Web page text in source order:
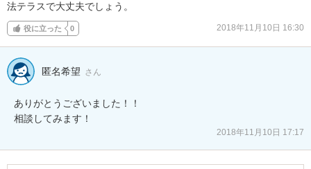
法テラスで大丈夫でしょう。
役に立った 0 2018年11月10日 16:30
匿名希望 さん
ありがとうございました！！
相談してみます！
2018年11月10日 17:17